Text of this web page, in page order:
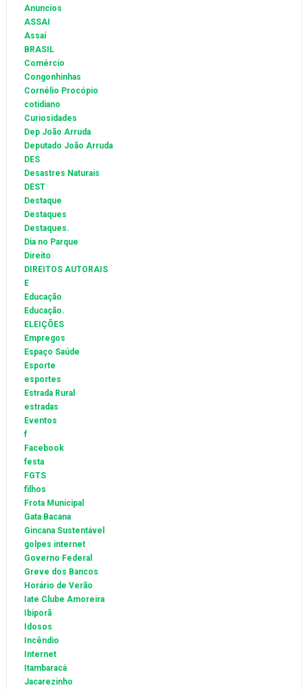
Anuncios
ASSAI
Assaí
BRASIL
Comércio
Congonhinhas
Cornélio Procópio
cotidiano
Curiosidades
Dep João Arruda
Deputado João Arruda
DES
Desastres Naturais
DEST
Destaque
Destaques
Destaques.
Dia no Parque
Direito
DIREITOS AUTORAIS
E
Educação
Educação.
ELEIÇÕES
Empregos
Espaço Saúde
Esporte
esportes
Estrada Rural
estradas
Eventos
f
Facebook
festa
FGTS
filhos
Frota Municipal
Gata Bacana
Gincana Sustentável
golpes internet
Governo Federal
Greve dos Bancos
Horário de Verão
Iate Clube Amoreira
Ibiporã
Idosos
Incêndio
Internet
Itambaracá
Jacarezinho